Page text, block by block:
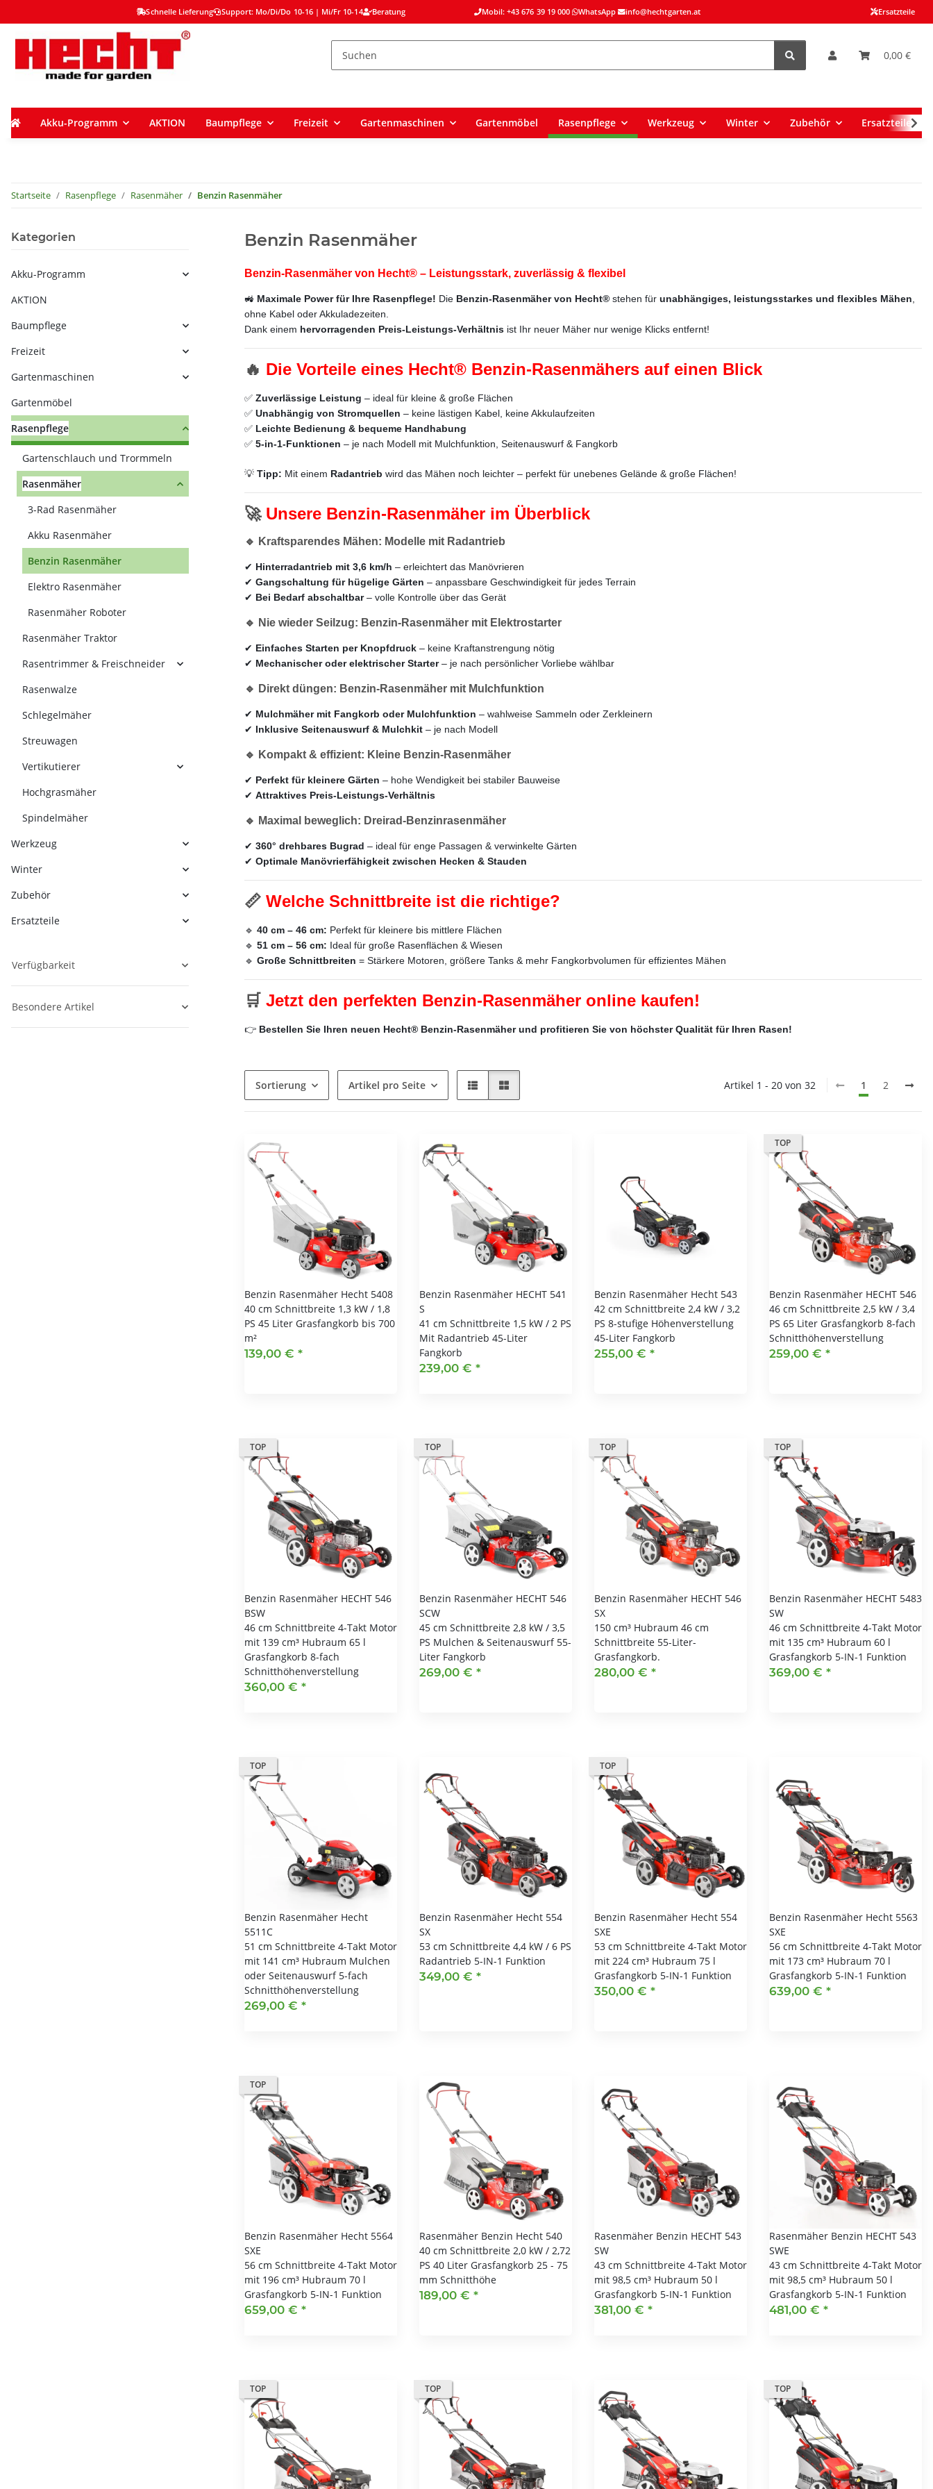
Schnelle Lieferung Support: Mo/Di/Do 10-16 | Mi/Fr 10-14 Beratung Mobil: +43 676 39 19 000 WhatsApp info@hechtgarten.at Ersatzteile
0,00 €
Akku-Programm AKTION Baumpflege Freizeit Gartenmaschinen Gartenmöbel Rasenpflege Werkzeug Winter Zubehör Ersatzteile
Startseite Rasenpflege Rasenmäher Benzin Rasenmäher
Benzin Rasenmäher
Benzin-Rasenmäher von Hecht® – Leistungsstark, zuverlässig & flexibel
🚜 Maximale Power für Ihre Rasenpflege! Die Benzin-Rasenmäher von Hecht® stehen für unabhängiges, leistungsstarkes und flexibles Mähen
ohne Kabel oder Akkuladezeiten.
Dank einem hervorragenden Preis-Leistungs-Verhältnis ist Ihr neuer Mäher nur wenige Klicks entfernt!
🔥 Die Vorteile eines Hecht® Benzin-Rasenmähers auf einen Blick
✅ Zuverlässige Leistung – ideal für kleine & große Flächen
✅ Unabhängig von Stromquellen – keine lästigen Kabel, keine Akkulaufzeiten
✅ Leichte Bedienung & bequeme Handhabung
✅ 5-in-1-Funktionen – je nach Modell mit Mulchfunktion, Seitenauswurf & Fangkorb
💡 Tipp: Mit einem Radantrieb wird das Mähen noch leichter – perfekt für unebenes Gelände & große Flächen!
🚀 Unsere Benzin-Rasenmäher im Überblick
🔹 Kraftsparendes Mähen: Modelle mit Radantrieb
✔ Hinterradantrieb mit 3,6 km/h – erleichtert das Manövrieren
✔ Gangschaltung für hügelige Gärten – anpassbare Geschwindigkeit für jedes Terrain
✔ Bei Bedarf abschaltbar– volle Kontrolle über das Gerät
🔹 Nie wieder Seilzug: Benzin-Rasenmäher mit Elektrostarter
✔ Einfaches Starten per Knopfdruck – keine Kraftanstrengung nötig
✔ Mechanischer oder elektrischer Starter– je nach persönlicher Vorliebe wählbar
🔹 Direkt düngen: Benzin-Rasenmäher mit Mulchfunktion
✔ Mulchmäher mit Fangkorb oder Mulchfunktion – wahlweise Sammeln oder Zerkleinern
✔ Inklusive Seitenauswurf & Mulchkit – je nach Modell
🔹 Kompakt & effizient: Kleine Benzin-Rasenmäher
✔ Perfekt für kleinere Gärten – hohe Wendigkeit bei stabiler Bauweise
✔ Attraktives Preis-Leistungs-Verhältnis
🔹 Maximal beweglich: Dreirad-Benzinrasenmäher
✔ 360° drehbares Bugrad – ideal für enge Passagen & verwinkelte Gärten
✔ Optimale Manövrierfähigkeit zwischen Hecken & Stauden
📏 Welche Schnittbreite ist die richtige?
🔹 40 cm – 46 cm: Perfekt für kleinere bis mittlere Flächen
🔹 51 cm – 56 cm: Ideal für große Rasenflächen & Wiesen
🔹 Große Schnittbreiten = Stärkere Motoren, größere Tanks & mehr Fangkorbvolumen für effizientes Mähen
🛒 Jetzt den perfekten Benzin-Rasenmäher online kaufen!
👉 Bestellen Sie Ihren neuen Hecht® Benzin-Rasenmäher und profitieren Sie von höchster Qualität für Ihren Rasen!
Sortierung Artikel pro Seite Artikel 1 - 20 von 32 1 2
Benzin Rasenmäher Hecht 5408
40 cm Schnittbreite 1,3 kW / 1,8
PS 45 Liter Grasfangkorb bis 700
m²
139,00 € *
Benzin Rasenmäher HECHT 541
S
41 cm Schnittbreite 1,5 kW / 2 PS
Mit Radantrieb 45-Liter
Fangkorb
239,00 € *
Benzin Rasenmäher Hecht 543
42 cm Schnittbreite 2,4 kW / 3,2
PS 8-stufige Höhenverstellung
45-Liter Fangkorb
255,00 € *
TOP
Benzin Rasenmäher HECHT 546
46 cm Schnittbreite 2,5 kW / 3,4
PS 65 Liter Grasfangkorb 8-fach
Schnitthöhenverstellung
259,00 € *
TOP
Benzin Rasenmäher HECHT 546
BSW
46 cm Schnittbreite 4-Takt Motor
mit 139 cm³ Hubraum 65 l
Grasfangkorb 8-fach
Schnitthöhenverstellung
360,00 € *
TOP
Benzin Rasenmäher HECHT 546
SCW
45 cm Schnittbreite 2,8 kW / 3,5
PS Mulchen & Seitenauswurf 55-
Liter Fangkorb
269,00 € *
TOP
Benzin Rasenmäher HECHT 546
SX
150 cm³ Hubraum 46 cm
Schnittbreite 55-Liter-
Grasfangkorb.
280,00 € *
TOP
Benzin Rasenmäher HECHT 5483
SW
46 cm Schnittbreite 4-Takt Motor
mit 135 cm³ Hubraum 60 l
Grasfangkorb 5-IN-1 Funktion
369,00 € *
TOP
Benzin Rasenmäher Hecht
5511C
51 cm Schnittbreite 4-Takt Motor
mit 141 cm³ Hubraum Mulchen
oder Seitenauswurf 5-fach
Schnitthöhenverstellung
269,00 € *
Benzin Rasenmäher Hecht 554
SX
53 cm Schnittbreite 4,4 kW / 6 PS
Radantrieb 5-IN-1 Funktion
349,00 € *
TOP
Benzin Rasenmäher Hecht 554
SXE
53 cm Schnittbreite 4-Takt Motor
mit 224 cm³ Hubraum 75 l
Grasfangkorb 5-IN-1 Funktion
350,00 € *
Benzin Rasenmäher Hecht 5563
SXE
56 cm Schnittbreite 4-Takt Motor
mit 173 cm³ Hubraum 70 l
Grasfangkorb 5-IN-1 Funktion
639,00 € *
TOP
Benzin Rasenmäher Hecht 5564
SXE
56 cm Schnittbreite 4-Takt Motor
mit 196 cm³ Hubraum 70 l
Grasfangkorb 5-IN-1 Funktion
659,00 € *
Rasenmäher Benzin Hecht 540
40 cm Schnittbreite 2,0 kW / 2,72
PS 40 Liter Grasfangkorb 25 - 75
mm Schnitthöhe
189,00 € *
Rasenmäher Benzin HECHT 543
SW
43 cm Schnittbreite 4-Takt Motor
mit 98,5 cm³ Hubraum 50 l
Grasfangkorb 5-IN-1 Funktion
381,00 € *
Rasenmäher Benzin HECHT 543
SWE
43 cm Schnittbreite 4-Takt Motor
mit 98,5 cm³ Hubraum 50 l
Grasfangkorb 5-IN-1 Funktion
481,00 € *
TOP TOP TOP
Kategorien
Akku-Programm
AKTION
Baumpflege
Freizeit
Gartenmaschinen
Gartenmöbel
Rasenpflege
Gartenschlauch und Trormmeln
Rasenmäher
3-Rad Rasenmäher
Akku Rasenmäher
Benzin Rasenmäher
Elektro Rasenmäher
Rasenmäher Roboter
Rasenmäher Traktor
Rasentrimmer & Freischneider
Rasenwalze
Schlegelmäher
Streuwagen
Vertikutierer
Hochgrasmäher
Spindelmäher
Werkzeug
Winter
Zubehör
Ersatzteile
Verfügbarkeit
Besondere Artikel